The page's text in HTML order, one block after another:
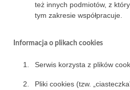
też innych podmiotów, z
tym zakresie współpracuje.
Informacja o plikach cookies
Serwis korzysta z plików
Pliki cookies (tzw.